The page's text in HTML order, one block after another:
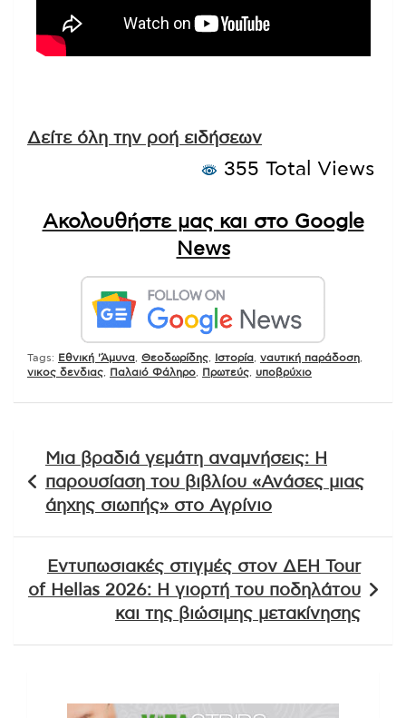
Δείτε όλη την ροή ειδήσεων
355 Total Views
Ακολουθήστε μας και στο Google
News
Tags: Εθνική 'Άμυνα Θεοδωρίδης Ιστορία ναυτική παράδοση
νικος δενδιας
Παλαιό Φάληρο Πρωτεύς υποβρύχιο
άρθρων
Μια βραδιά γεμάτη αναμνήσεις: Η
παρουσίαση του βιβλίου «Ανάσες μιας
άηχης σιωπής» στο Αγρίνιο
Εντυπωσιακές στιγμές στον ΔΕΗ Tour
of Hellas 2026: Η γιορτή του ποδηλάτου
και της βιώσιμης μετακίνησης